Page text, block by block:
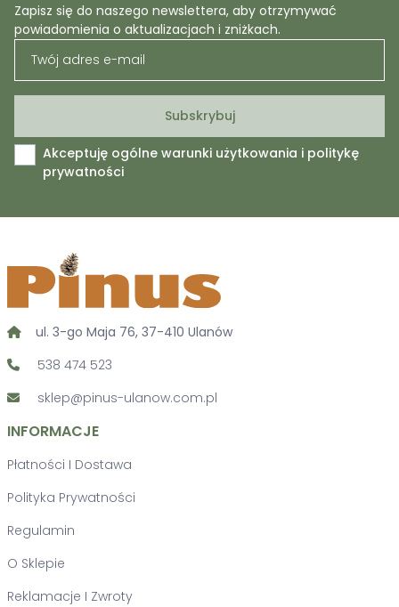
Zapisz się do naszego newslettera, aby otrzymywać
powiadomienia o aktualizacjach i zniżkach.
Akceptuję ogólne warunki użytkowania i politykę
prywatności
ul. 3-go Maja 76, 37-410 Ulanów
538 474 523
sklep@pinus-ulanow.com.pl
INFORMACJE
Płatności I Dostawa
Polityka Prywatności
Regulamin
O Sklepie
Reklamacje I Zwroty